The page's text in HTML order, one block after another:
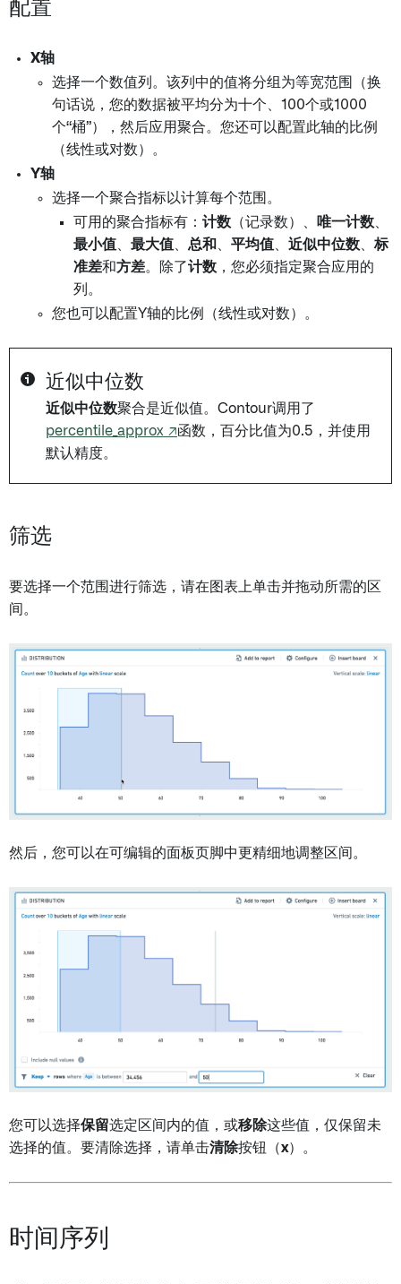
配置
X轴
选择一个数值列。该列中的值将分组为等宽范围（换
句话说，您的数据被平均分为十个、100个或1000
个“桶”），然后应用聚合。您还可以配置此轴的比例
（线性或对数）。
Y轴
选择一个聚合指标以计算每个范围。
可用的聚合指标有： 计数 （记录数）、 唯一计数、
最小值、 最大值、 总和 、 平均值、 近似中位数、 标
准差和方差。除了计数 ，您必须指定聚合应用的
列。
您也可以配置Y轴的比例（线性或对数）。
近似中位数
近似中位数聚合是近似值。Contour调用了
percentile_approx ↗函数，百分比值为0.5，并使用
默认精度。
筛选
要选择一个范围进行筛选，请在图表上单击并拖动所需的区
间。
然后，您可以在可编辑的面板页脚中更精细地调整区间。
您可以选择保留选定区间内的值，或移除这些值，仅保留未
选择的值。要清除选择，请单击清除按钮（x）。
时间序列